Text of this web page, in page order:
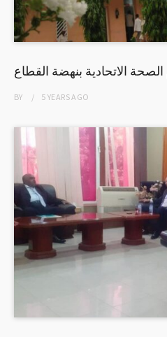
الصحة الاتحادية بنهضة القطاع
BY 5 YEARSAGO